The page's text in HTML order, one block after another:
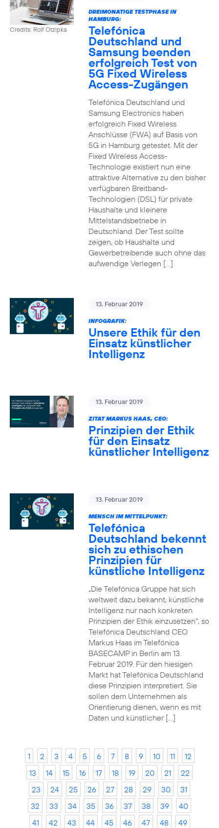
Credits: Rolf Otzipka
DREIMONATIGE TESTPHASE IN
HAMBURG:
Telefónica
Deutschland und
Samsung beenden
erfolgreich Test von
5G Fixed Wireless
Access-Zugängen
Telefónica Deutschland und
Samsung Electronics haben
erfolgreich Fixed Wireless
Anschlüsse (FWA) auf Basis von
5G in Hamburg getestet. Mit der
Fixed Wireless Access-
Technologie existiert nun eine
attraktive Alternative zu den bisher
verfügbaren Breitband-
Technologien (DSL) für private
Haushalte und kleinere
Mittelstandsbetriebe in
Deutschland. Der Test sollte
zeigen, ob Haushalte und
Gewerbetreibende auch ohne das
aufwendige Verlegen […]
13. Februar 2019
INFOGRAFIK:
Unsere Ethik für den
Einsatz künstlicher
Intelligenz
13. Februar 2019
ZITAT MARKUS HAAS, CEO:
Prinzipien der Ethik
für den Einsatz
künstlicher Intelligenz
13. Februar 2019
MENSCH IM MITTELPUNKT:
Telefónica
Deutschland bekennt
sich zu ethischen
Prinzipien für
künstliche Intelligenz
„Die Telefónica Gruppe hat sich
weltweit dazu bekannt, künstliche
Intelligenz nur nach konkreten
Prinzipien der Ethik einzusetzen“, so
Telefónica Deutschland CEO
Markus Haas im Telefónica
BASECAMP in Berlin am 13.
Februar 2019. Für den hiesigen
Markt hat Telefónica Deutschland
diese Prinzipien interpretiert. Sie
sollen dem Unternehmen als
Orientierung dienen, wenn es mit
Daten und künstlicher […]
1 2 3 4 5 6 7 8 9 10 11
12
13
14 15 16 17 18 19 20 21
22
23
24 25 26 27 28 29 30
31
32
33 34 35 36 37 38 39
40
41
42 43 44 45 46 47 48
49